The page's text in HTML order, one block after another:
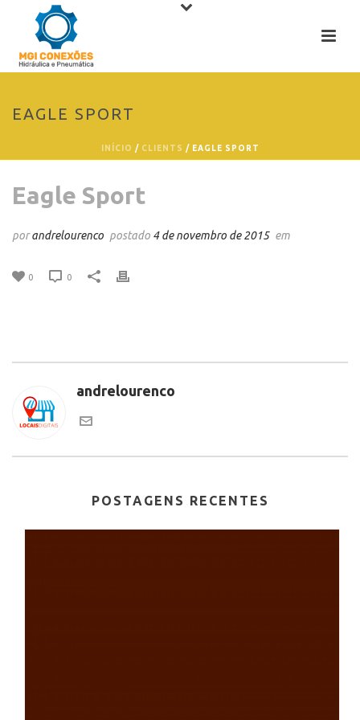
EAGLE SPORT
INÍCIO / CLIENTS / EAGLE SPORT
Eagle Sport
porandrelourenco postado 4 de novembro de 2015 em
0 0
andrelourenco
POSTAGENS RECENTES